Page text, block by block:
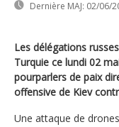
Dernière MAJ: 02/06/
Les délégations
Turquie ce lundi 02
pourparlers de paix
offensive de Kiev
Une attaque de